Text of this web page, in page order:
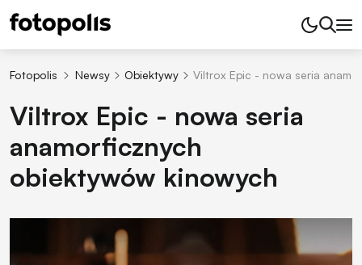
Fotopolis Newsy Obiektywy Viltrox Epic - nowa seria
Viltrox Epic - nowa seria
anamorficznych
obiektywów kinowych